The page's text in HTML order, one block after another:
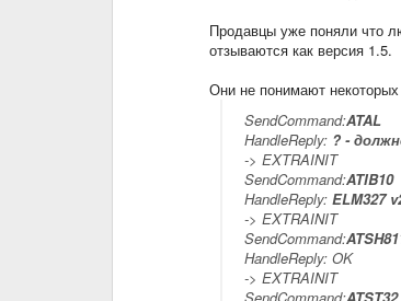
Продавцы уже поняли что
отзываются как версия 1.5.
Они не понимают
SendCommand:ATAL
HandleReply: ? -
-> EXTRAINIT
SendCommand:ATIB10
HandleReply:ELM327
-> EXTRAINIT
SendCommand:
HandleReply: OK
-> EXTRAINIT